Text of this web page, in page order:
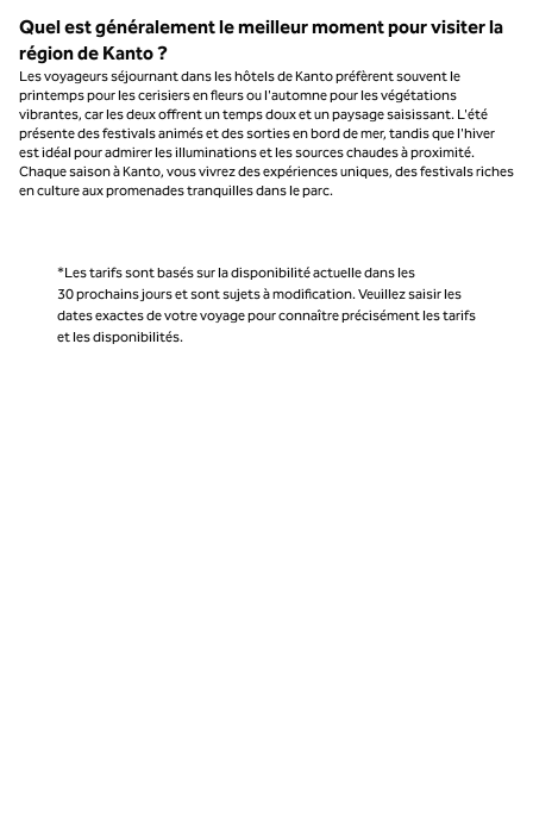
Quel est généralement le meilleur moment pour visiter la
région de Kanto ?
Les voyageurs séjournant dans les hôtels de Kanto préfèrent souvent le
printemps pour les cerisiers en fleurs ou l'automne pour les végétations
vibrantes, car les deux offrent un temps doux et un paysage saisissant. L'été
présente des festivals animés et des sorties en bord de mer, tandis que l'hiver
est idéal pour admirer les illuminations et les sources chaudes à proximité.
Chaque saison à Kanto, vous vivrez des expériences uniques, des festivals riches
en culture aux promenades tranquilles dans le parc.
*Les tarifs sont basés sur la disponibilité actuelle dans les
30 prochains jours et sont sujets à modification. Veuillez saisir les
dates exactes de votre voyage pour connaître précisément les tarifs
et les disponibilités.